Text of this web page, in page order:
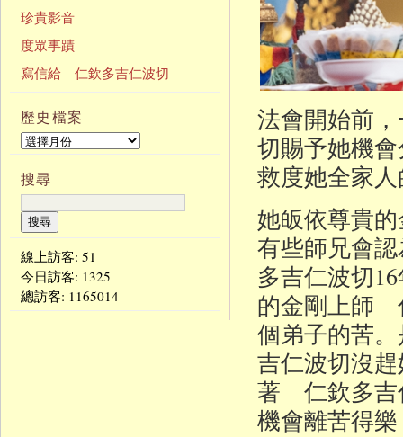
法會開始前
切賜予她機
救度她全家
她皈依尊貴
有些師兄會
多吉仁波切
的金剛上師
個弟子的苦
吉仁波切沒
著 仁欽多吉
機會離苦得
珍貴影音
度眾事蹟
寫信給 仁欽多吉仁波切
歷史檔案
搜尋
線上訪客: 51
今日訪客: 1325
總訪客: 1165014